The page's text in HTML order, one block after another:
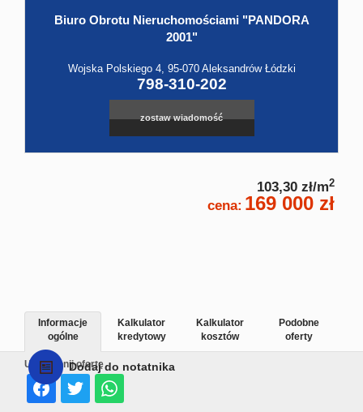
Biuro Obrotu Nieruchomościami "PANDORA
2001"
Wojska Polskiego 4, 95-070 Aleksandrów Łódzki
798-310-202
zostaw wiadomość
103,30 zł/m2
cena: 169 000 zł
Dodaj do notatnika
Udostępnij ofertę
Informacje
ogólne
Kalkulator
kredytowy
Kalkulator
kosztów
Podobne
oferty